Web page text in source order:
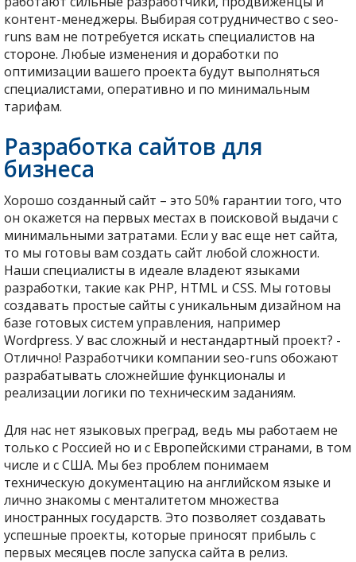
контент-менеджеры. Выбирая сотрудничество с seo-
runs вам не потребуется искать специалистов на
стороне. Любые изменения и доработки по
оптимизации вашего проекта будут выполняться
специалистами, оперативно и по минимальным
тарифам.
Разработка сайтов для
бизнеса
Хорошо созданный сайт – это 50% гарантии того, что
он окажется на первых местах в поисковой выдачи с
минимальными затратами. Если у вас еще нет сайта,
то мы готовы вам создать сайт любой сложности.
Наши специалисты в идеале владеют языками
разработки, такие как PHP, HTML и CSS. Мы готовы
создавать простые сайты с уникальным дизайном на
базе готовых систем управления, например
Wordpress. У вас сложный и нестандартный проект? -
Отлично! Разработчики компании seo-runs обожают
разрабатывать сложнейшие функционалы и
реализации логики по техническим заданиям.
Для нас нет языковых преград, ведь мы работаем не
только с Россией но и с Европейскими странами, в том
числе и с США. Мы без проблем понимаем
техническую документацию на английском языке и
лично знакомы с менталитетом множества
иностранных государств. Это позволяет создавать
успешные проекты, которые приносят прибыль с
первых месяцев после запуска сайта в релиз.